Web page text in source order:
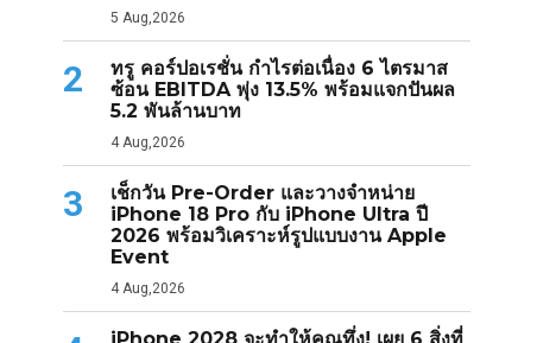
5 Aug,2026
2
ทรู คอร์ปอเรชั่น กำไรต่อเนื่อง 6 ไตรมาส
ซ้อน EBITDA พุ่ง 13.5% พร้อมแจกปันผล
5.2 พันล้านบาท
4 Aug,2026
3
เช็กวัน Pre-Order และวางจำหน่าย
iPhone 18 Pro กับ iPhone Ultra ปี
2026 พร้อมวิเคราะห์รูปแบบงาน Apple
Event
4 Aug,2026